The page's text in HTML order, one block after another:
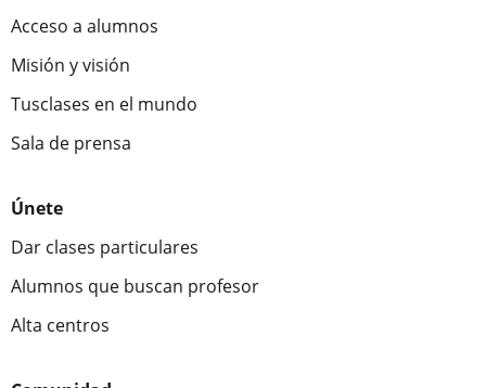
Acceso a alumnos
Misión y visión
Tusclases en el mundo
Sala de prensa
Únete
Dar clases particulares
Alumnos que buscan profesor
Alta centros